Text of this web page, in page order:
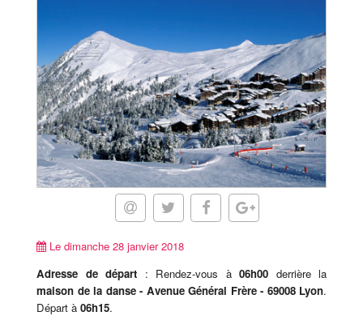
Le dimanche 28 janvier 2018
Adresse de départ : Rendez-vous à 06h00 derrière la
maison de la danse - Avenue Général Frère - 69008 Lyon.
Départ à 06h15.